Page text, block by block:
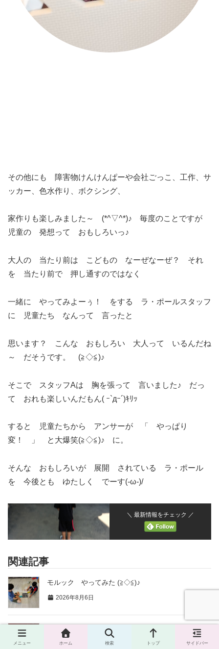
その他にも 障害物けんけんぱーや会社ごっこ、工作、サ
ッカー、色水作り、ボクシング、
家作りも楽しみました～ (*^▽^*)♪ 毎度のことですが
児童の 発想って おもしろいっ♪
大人の 当たり前は こどもの なーぜなーぜ？ それ
を 当たり前で 押し通すのではなく
一緒に やってみよーぅ！ をする ラ・ポールスタッフ
に 児童たち なんって 言ったと
思います？ こんな おもしろい 大人って いるんだね
～ だそうです。 (≧◇≦)♪
そこで スタッフAは 胸を張って 言いました♪ だっ
て おれも楽しいんだもん( ｰ`дｰ´)ｷﾘｯ
すると 児童たちから アンサーが 「 やっぱり
変！ 」 と大爆笑(≧◇≦)♪ に。
そんな おもしろいが 展開 されている ラ・ポール
を 今後とも ゆたしく でーす(-ω-)/
＼ 最新情報をチェック ／
関連記事
モルック やってみた (≧◇≦)♪
2026年8月6日
ラ・ポール シアター はっじまるよ～♪
2026年8月6日
メニュー ホーム 検索 トップ サイドバー